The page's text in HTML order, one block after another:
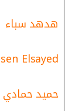
هدهد سباء
Elsayed
حميد حمادي